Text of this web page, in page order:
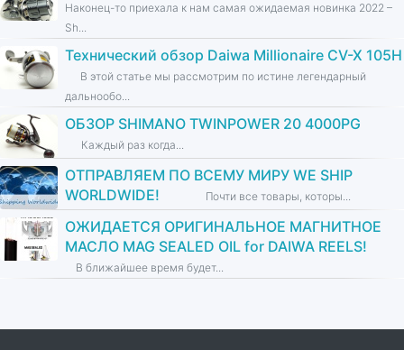
Наконец-то приехала к нам самая ожидаемая новинка 2022 –
Sh...
Технический обзор Daiwa Millionaire CV-X 105H
В этой статье мы рассмотрим по истине легендарный
дальнообо...
ОБЗОР SHIMANO TWINPOWER 20 4000PG
Каждый раз когда...
ОТПРАВЛЯЕМ ПО ВСЕМУ МИРУ WE SHIP
WORLDWIDE!
Почти все товары, которы...
ОЖИДАЕТСЯ ОРИГИНАЛЬНОЕ МАГНИТНОЕ
МАСЛО MAG SEALED OIL for DAIWA REELS!
В ближайшее время будет...